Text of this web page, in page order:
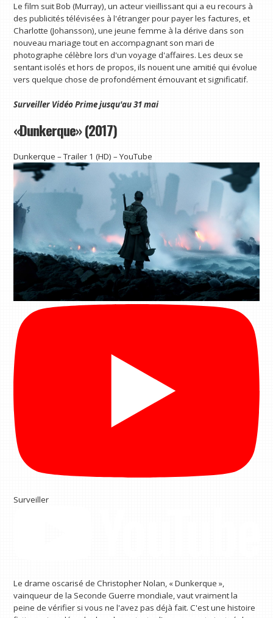
Le film suit Bob (Murray), un acteur vieillissant qui a eu recours à
des publicités télévisées à l'étranger pour payer les factures, et
Charlotte (Johansson), une jeune femme à la dérive dans son
nouveau mariage tout en accompagnant son mari de
photographe célèbre lors d'un voyage d'affaires. Les deux se
sentant isolés et hors de propos, ils nouent une amitié qui évolue
vers quelque chose de profondément émouvant et significatif.
Surveiller Vidéo Primejusqu'au 31 mai
«Dunkerque» (2017)
Dunkerque – Trailer 1 (HD) – YouTube
Surveiller
Le drame oscarisé de Christopher Nolan, « Dunkerque »,
vainqueur de la Seconde Guerre mondiale, vaut vraiment la
peine de vérifier si vous ne l'avez pas déjà fait. C'est une histoire